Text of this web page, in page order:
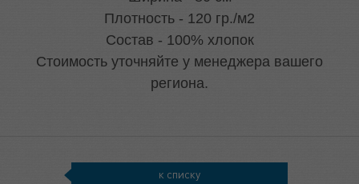
Плотность - 120 гр./м2
Состав - 100% хлопок
Стоимость уточняйте у менеджера вашего
региона.
к списку